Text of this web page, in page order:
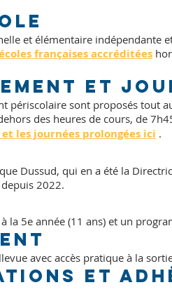
et élémentaire
françaises accréditées
et
périscolaire sont proposés tout
des heures de cours, de
les journées prolongées ici .
Dussud, qui en a été la
2022.
la 5e année (11 ans) et un
avec accès pratique à la
et